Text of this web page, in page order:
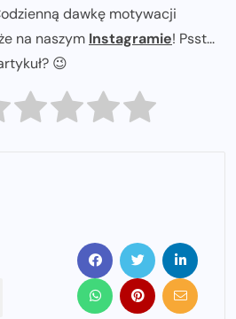
dawkę motywacji
na naszym Instagramie! Psst...
😉